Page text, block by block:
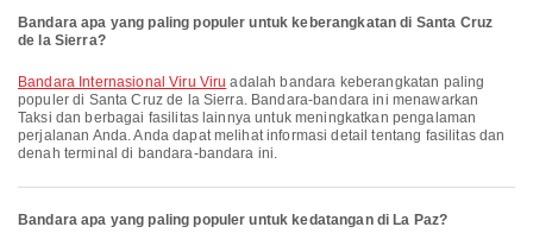
Bandara apa yang paling populer untuk keberangkatan di Santa Cruz
de la Sierra?
Bandara Internasional Viru Viru adalah bandara keberangkatan paling
populer di Santa Cruz de la Sierra. Bandara-bandara ini menawarkan
Taksi dan berbagai fasilitas lainnya untuk meningkatkan pengalaman
perjalanan Anda. Anda dapat melihat informasi detail tentang fasilitas dan
denah terminal di bandara-bandara ini.
Bandara apa yang paling populer untuk kedatangan di La Paz?